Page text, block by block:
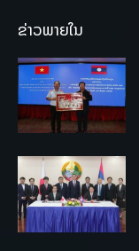
ຂ່າວພາຍໃນ